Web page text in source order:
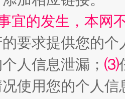
宜的发生，本网
要求提供您的个
人信息泄漏； ⑶
使用您的个人